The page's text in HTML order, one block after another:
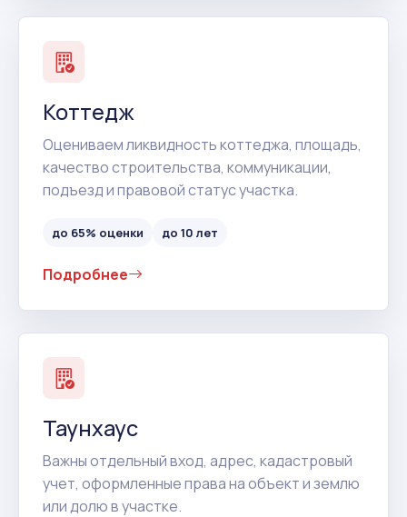
Коттедж
Оцениваем ликвидность коттеджа, площадь,
качество строительства, коммуникации,
подъезд и правовой статус участка.
до 65% оценки до 10 лет
Подробнее
Таунхаус
Важны отдельный вход, адрес, кадастровый
учет, оформленные права на объект и землю
или долю в участке.